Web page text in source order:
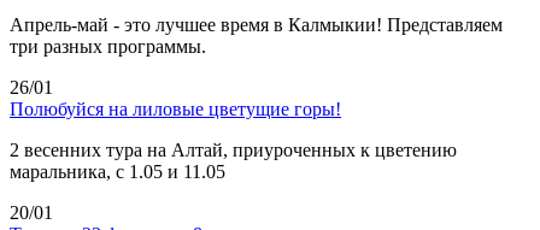
Апрель-май - это лучшее время в Калмыкии! Представляем
три разных программы.
26/01
Полюбуйся на лиловые цветущие горы!
2 весенних тура на Алтай, приуроченных к цветению
маральника, с 1.05 и 11.05
20/01